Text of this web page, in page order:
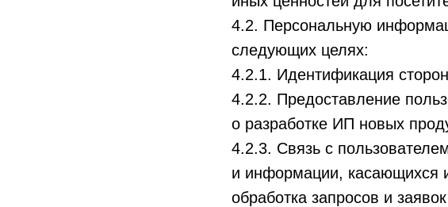
4.2. Персональную
следующих целях:
4.2.1. Идентификация
4.2.2. Предоставление
о разработке ИП новых
4.2.3. Связь с
и информации, касающихся
обработка запросов и